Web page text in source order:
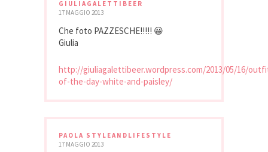
GIULIAGALETTIBEER
17 MAGGIO 2013
Che foto PAZZESCHE!!!!! 😀
Giulia
http://giuliagalettibeer.wordpress.com/2013/05/16/
of-the-day-white-and-paisley/
PAOLA STYLEANDLIFESTYLE
17 MAGGIO 2013